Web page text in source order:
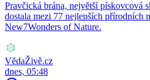
Pravčická brána, největší pískovcová
dostala mezi 77 nejlepších přírodních
New7Wonders of Nature.
VědaŽivě.cz
dnes, 05:48